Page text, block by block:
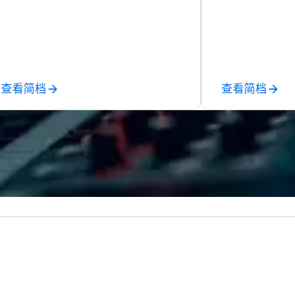
team continues to set the
standard for culinary excellence,
bringing Wolfgang’s legendary
combination of innovative cuisine
and refined service to the worlds’
most renowned and demanding
corporate, cultural and
entertainment clients.
查看简档
experts
through
advanced
digital
查看简档